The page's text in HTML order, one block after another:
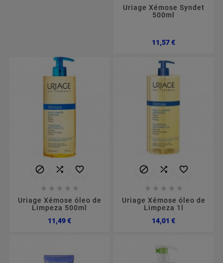
Uriage Xémose Syndet
500ml
11,57 €Preço
  
    
Uriage Xémose óleo de
Limpeza 500ml
11,49 €Preço
  
    
Uriage Xémose óleo de
Limpeza 1l
14,01 €Preço